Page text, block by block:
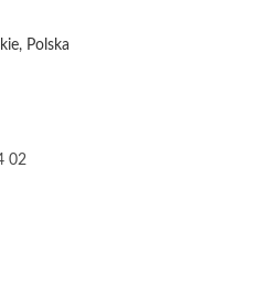
Polska
02